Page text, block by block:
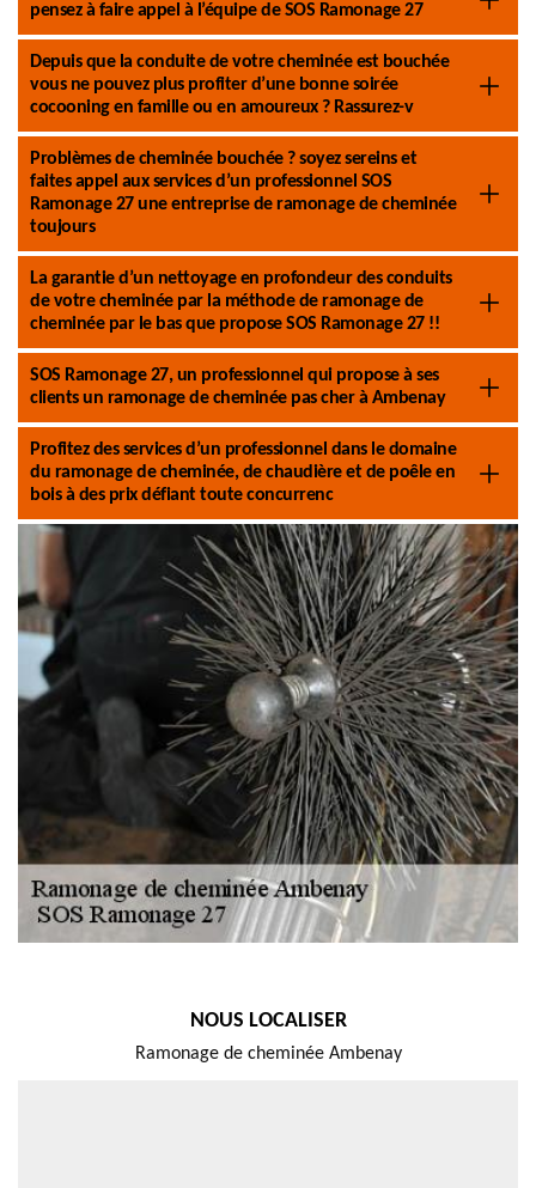
pensez à faire appel à l’équipe de SOS Ramonage 27
Depuis que la conduite de votre cheminée est bouchée
vous ne pouvez plus profiter d’une bonne soirée
cocooning en famille ou en amoureux ? Rassurez-v
Problèmes de cheminée bouchée ? soyez sereins et
faites appel aux services d’un professionnel SOS
Ramonage 27 une entreprise de ramonage de cheminée
toujours
La garantie d’un nettoyage en profondeur des conduits
de votre cheminée par la méthode de ramonage de
cheminée par le bas que propose SOS Ramonage 27 !!
SOS Ramonage 27, un professionnel qui propose à ses
clients un ramonage de cheminée pas cher à Ambenay
Profitez des services d’un professionnel dans le domaine
du ramonage de cheminée, de chaudière et de poêle en
bois à des prix défiant toute concurrenc
NOUS LOCALISER
Ramonage de cheminée Ambenay